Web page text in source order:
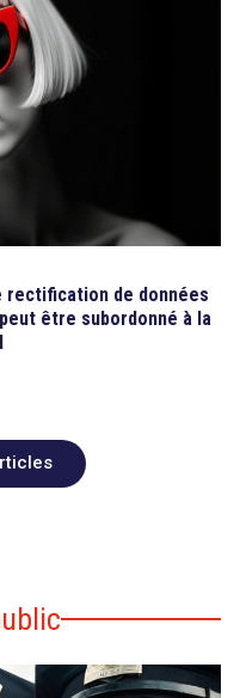
rectification de données
être subordonné à la